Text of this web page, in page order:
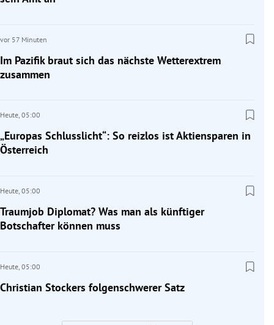
vor 57 Minuten
Im Pazifik braut sich das nächste Wetterextrem
zusammen
Heute, 05:00
„Europas Schlusslicht“: So reizlos ist Aktiensparen in
Österreich
Heute, 05:00
Traumjob Diplomat? Was man als künftiger
Botschafter können muss
Heute, 05:00
Christian Stockers folgenschwerer Satz